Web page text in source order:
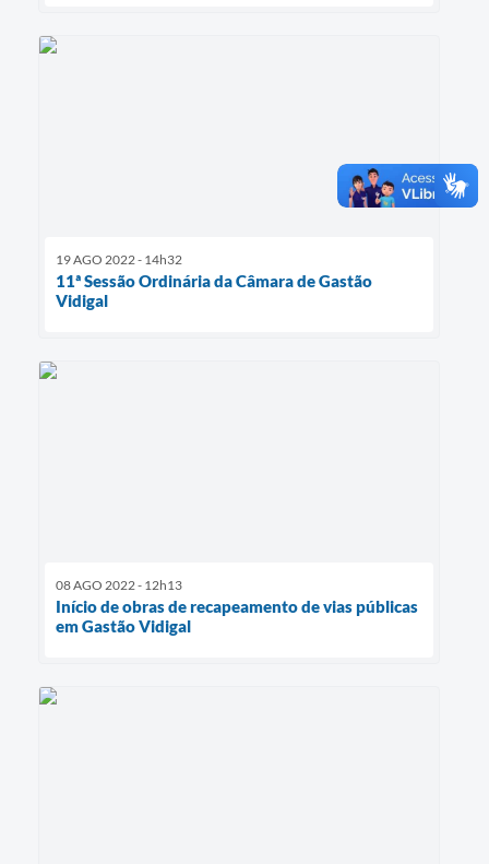
19 AGO 2022 - 14h32
11ª Sessão Ordinária da Câmara de Gastão
Vidigal
08 AGO 2022 - 12h13
Início de obras de recapeamento de vias públicas
em Gastão Vidigal